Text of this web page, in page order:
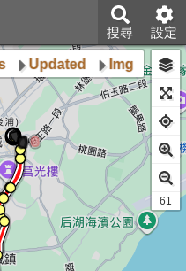
搜尋 設定
Updated Img Poly
61